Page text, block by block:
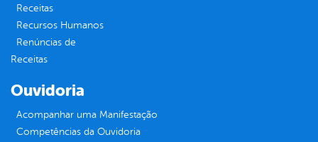
Receitas
Recursos Humanos
Renúncias de
Receitas
Ouvidoria
Acompanhar uma Manifestação
Competências da Ouvidoria